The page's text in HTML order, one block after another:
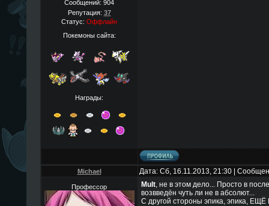
Сообщений: 904
Репутация: 37
Статус: Оффлайн
Покемоны сайта:
Награды:
Michael Дата: Сб, 16.11.2013, 21:30 |
Профессор Mult, не в этом дело... Просто в
возвведён чуть ли не в абсолют...
С другой стороны эпика, эпика,